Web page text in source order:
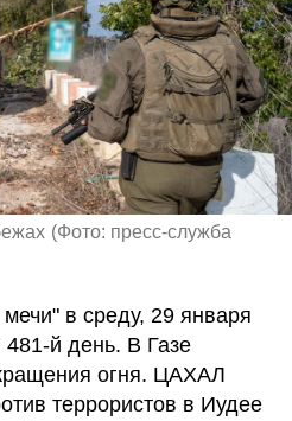
(Фото: пресс-служба
в среду, 29 января
481-й день. В Газе
огня. ЦАХАЛ
террористов в Иудее